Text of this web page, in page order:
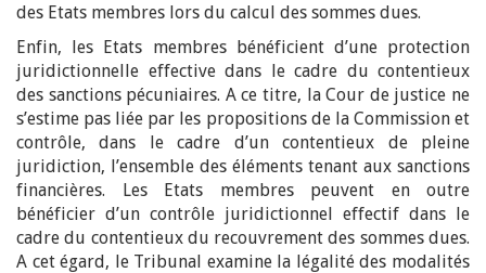
des Etats membres lors du calcul des sommes dues.
Enfin, les Etats membres bénéficient d’une protection
juridictionnelle effective dans le cadre du contentieux
des sanctions pécuniaires. A ce titre, la Cour de justice ne
s’estime pas liée par les propositions de la Commission et
contrôle, dans le cadre d’un contentieux de pleine
juridiction, l’ensemble des éléments tenant aux sanctions
financières. Les Etats membres peuvent en outre
bénéficier d’un contrôle juridictionnel effectif dans le
cadre du contentieux du recouvrement des sommes dues.
A cet égard, le Tribunal examine la légalité des modalités